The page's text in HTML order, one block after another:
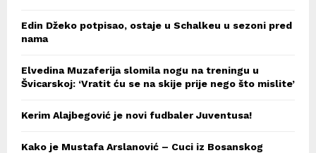
Edin Džeko potpisao, ostaje u Schalkeu u sezoni pred
nama
Elvedina Muzaferija slomila nogu na treningu u
Švicarskoj: ‘Vratit ću se na skije prije nego što mislite’
Kerim Alajbegović je novi fudbaler Juventusa!
Kako je Mustafa Arslanović – Cuci iz Bosanskog